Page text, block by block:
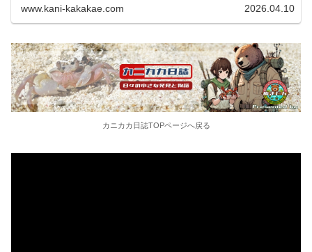
www.kani-kakakae.com 2026.04.10
カニカカ日誌TOPページへ戻る